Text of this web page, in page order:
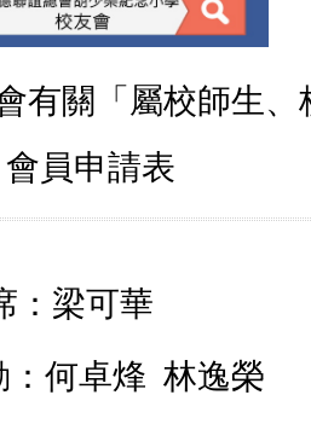
有關「屬校師生
會員申請表
：梁可華
何卓烽 林逸榮